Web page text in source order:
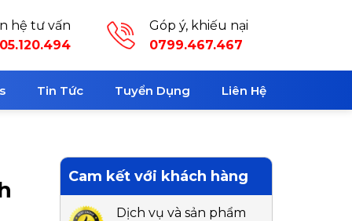
hệ tư vấn
Góp ý, khiếu nại
0799.467.467
Tin Tức Tuyển Dụng Liên Hệ
Cam kết với khách hàng
Dịch vụ và sản phẩm